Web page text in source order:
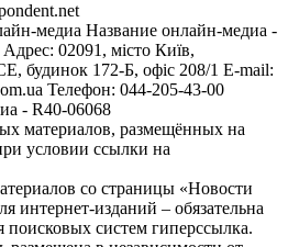
медиа Название онлайн-медиа -
02091, місто Київ,
172-Б, офіс 208/1 E-mail:
Телефон: 044-205-43-00
- R40-06068
материалов, размещённых на
условии ссылки на
со страницы «Новости
интернет-изданий – обязательна
поисковых систем гиперссылка.